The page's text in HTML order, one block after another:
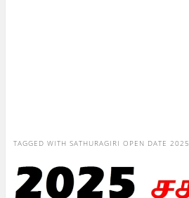
TAGGED WITH SATHURAGIRI OPEN DATE 2025